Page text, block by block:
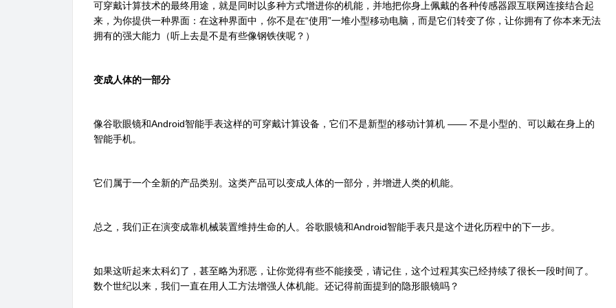
可穿戴计算技术的最终用途，就是同时以多种方式增进你的机能，并地把你身上佩戴的各种传感器跟互联网连接结合起
来，为你提供一种界面：在这种界面中，你不是在“使用”一堆小型移动电脑，而是它们转变了你，让你拥有了你本来无法
拥有的强大能力（听上去是不是有些像钢铁侠呢？）
变成人体的一部分
像谷歌眼镜和Android智能手表这样的可穿戴计算设备，它们不是新型的移动计算机 —— 不是小型的、可以戴在身上的
智能手机。
它们属于一个全新的产品类别。这类产品可以变成人体的一部分，并增进人类的机能。
总之，我们正在演变成靠机械装置维持生命的人。谷歌眼镜和Android智能手表只是这个进化历程中的下一步。
如果这听起来太科幻了，甚至略为邪恶，让你觉得有些不能接受，请记住，这个过程其实已经持续了很长一段时间了。
数个世纪以来，我们一直在用人工方法增强人体机能。还记得前面提到的隐形眼镜吗？